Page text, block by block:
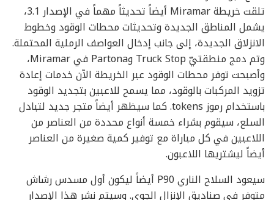
تلقت خريطة Miramar أيضاً تحديثاً مهماً في الإصدار 3.1،
يشمل المناطق الجديدة وتحديثات محطات الوقود وخطوط
الانزلاق الجديدة، إلى جانب إدخال العواصف الرملية المحتملة.
وتم دمج منطقتيّ Truck Stop وPartona في Miramar،
وأصبحت توفر محطات الوقود عبر الخريطة الآن خدمات إعادة
تزويد المركبات بالوقود، مما يسمح للاعبين بتجديد الوقود
باستخدام رموز tokens. كما سيظهر أيضاً متجر جديد لتبادل
السلع، سيقوم بشراء خمسة أنواع محددة من العناصر من
اللاعبين في كل مباراة مع توفير كمية صغيرة من العناصر
أيضاً ليشتريها اللاعبون.
سيعود السلاح الناري P90 أيضاً ليكون أول مسدس رشاش
متوفر في صناديق الإنزال الجوي. وسيتم نشر هذا الإصدار